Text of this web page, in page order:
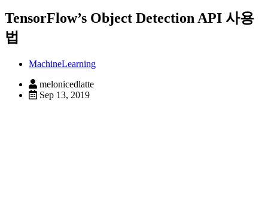
TensorFlow’s Object Detection API 사용
법
MachineLearning
melonicedlatte
Sep 13, 2019